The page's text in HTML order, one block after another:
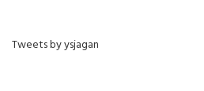
Tweets by ysjagan